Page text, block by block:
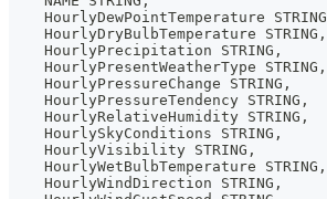
    HourlyDewPointTemperature STRING
    HourlyDryBulbTemperature STRING
,
    HourlyPrecipitation STRING
,
    HourlyPresentWeatherType STRING
,
    HourlyPressureChange STRING
,
    HourlyPressureTendency STRING
,
    HourlyRelativeHumidity STRING
,
    HourlySkyConditions STRING
,
    HourlyVisibility STRING
,
    HourlyWetBulbTemperature STRING
,
    HourlyWindDirection STRING
,